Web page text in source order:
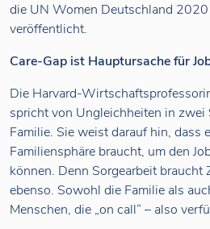
die UN Women Deutschland 2020
veröffentlicht.
Care-Gap ist Hauptursache für
Die Harvard-
spricht von Ungleichheiten in zwei
Familie. Sie weist darauf hin, dass
Familiensphäre braucht, um den
können. Denn Sorgearbeit braucht
ebenso. Sowohl die Familie als
Menschen, die „on call“ – also